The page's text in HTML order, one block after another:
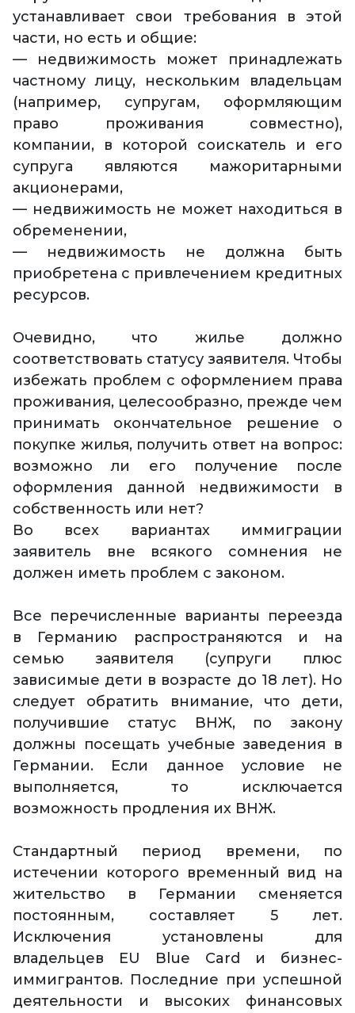
устанавливает свои требования в этой
части, но есть и общие:
— недвижимость может принадлежать
частному лицу, нескольким владельцам
(например, супругам, оформляющим
право проживания совместно),
компании, в которой соискатель и его
супруга являются мажоритарными
акционерами,
— недвижимость не может находиться в
обременении,
— недвижимость не должна быть
приобретена с привлечением кредитных
ресурсов.
Очевидно, что жилье должно
соответствовать статусу заявителя. Чтобы
избежать проблем с оформлением права
проживания, целесообразно, прежде чем
принимать окончательное решение о
покупке жилья, получить ответ на вопрос:
возможно ли его получение после
оформления данной недвижимости в
собственность или нет?
Во всех вариантах иммиграции
заявитель вне всякого сомнения не
должен иметь проблем с законом.
Все перечисленные варианты переезда
в Германию распространяются и на
семью заявителя (супруги плюс
зависимые дети в возрасте до 18 лет). Но
следует обратить внимание, что дети,
получившие статус ВНЖ, по закону
должны посещать учебные заведения в
Германии. Если данное условие не
выполняется, то исключается
возможность продления их ВНЖ.
Стандартный период времени, по
истечении которого временный вид на
жительство в Германии сменяется
постоянным, составляет 5 лет.
Исключения установлены для
владельцев EU Blue Card и бизнес-
иммигрантов. Последние при успешной
деятельности и высоких финансовых